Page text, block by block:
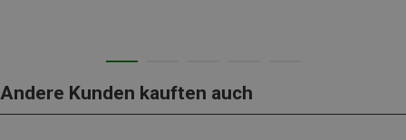
Andere Kunden kauften auch